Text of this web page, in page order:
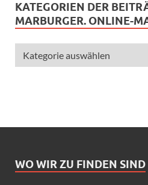
KATEGORIEN DER
MARBURGER. ONLINE-
WO WIR ZU FINDEN SIND